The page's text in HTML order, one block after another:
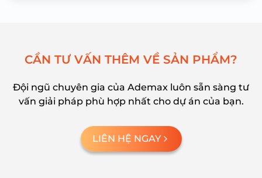
CẦN TƯ VẤN THÊM VỀ SẢN PHẨM?
Đội ngũ chuyên gia của Ademax luôn sẵn sàng tư
vấn giải pháp phù hợp nhất cho dự án của bạn.
LIÊN HỆ NGAY